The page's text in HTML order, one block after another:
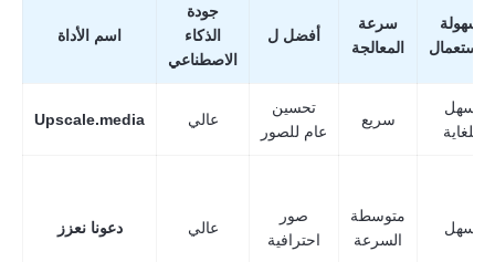
اسم الأداة
جودة
الذكاء
الاصطناعي
أفضل ل
سرعة
المعالجة
سهولة
الاستعمال
Upscale.media عالي
تحسين
عام للصور
سريع
سهل
للغاية
دعونا نعزز عالي
صور
احترافية
متوسطة
السرعة
سهل